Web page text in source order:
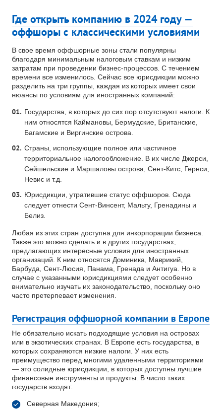
Где открыть компанию в 2024 году —
оффшоры с классическими условиями
В свое время оффшорные зоны стали популярны
благодаря минимальным налоговым ставкам и низким
затратам при проведении бизнес-процессов. С течением
времени все изменилось. Сейчас все юрисдикции можно
разделить на три группы, каждая из которых имеет свои
нюансы по условиям для иностранных компаний:
Государства, в которых до сих пор отсутствуют налоги. К
ним относятся Каймановы, Бермудские, Британские,
Багамские и Виргинские острова.
Страны, использующие полное или частичное
территориальное налогообложение. В их числе Джерси,
Сейшельские и Маршаловы острова, Сент-Китс, Гернси,
Невис и т.д.
Юрисдикции, утратившие статус оффшоров. Сюда
следует отнести Сент-Винсент, Мальту, Гренадины и
Белиз.
Любая из этих стран доступна для инкорпорации бизнеса.
Также это можно сделать и в других государствах,
предлагающих интересные условия для иностранных
организаций. К ним относятся Доминика, Маврикий,
Барбуда, Сент-Люсия, Панама, Гренада и Антигуа. Но в
случае с указанными юрисдикциями следует особенно
внимательно изучать их законодательство, поскольку оно
часто претерпевает изменения.
Регистрация оффшорной компании в Европе
Не обязательно искать подходящие условия на островах
или в экзотических странах. В Европе есть государства, в
которых сохраняются низкие налоги. У них есть
преимущество перед многими удаленными территориями
— это солидные юрисдикции, в которых доступны лучшие
финансовые инструменты и продукты. В число таких
государств входят:
Северная Македония;